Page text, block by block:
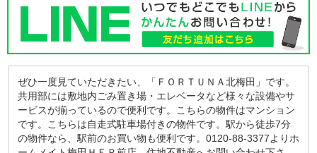
ぜひ一度見ていただきたい、「ＦＯＲＴＵＮＡ北梅田」です。
共用部には敷地内ごみ置き場・エレベータなど様々な設備やサ
ービスが揃っているので便利です。こちらの物件はマンション
です。こちらは自走式駐車場付きの物件です。駅から徒歩7分
の物件なら、駅前のお買い物も便利です。0120-88-3377よりホ